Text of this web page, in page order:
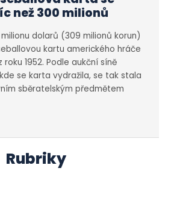
než 300 milionů
milionu dolarů (309 milionů korun)
kartu amerického hráče
1952. Podle aukční síně
se karta vydražila, se tak stala
sběratelským předmětem
Rubriky